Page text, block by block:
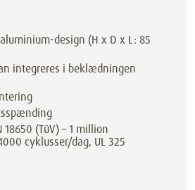
design (H x D x L: 85
integreres i beklædningen
18650 (TüV) – 1 million
cyklusser/dag, UL 325